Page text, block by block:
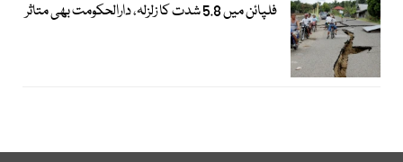
فلپائن میں 5.8 شدت کا زلزلہ، دارالحکومت بھی متاثر